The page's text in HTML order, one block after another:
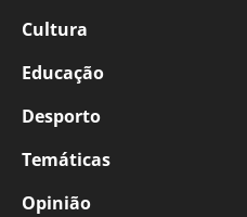
Cultura
Educação
Desporto
Temáticas
Opinião